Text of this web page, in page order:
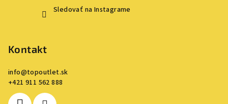
Sledovať na Instagrame
Kontakt
info@topoutlet.sk
+421 911 562 888